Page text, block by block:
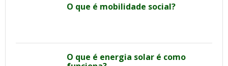
O que é mobilidade social?
O que é energia solar é como